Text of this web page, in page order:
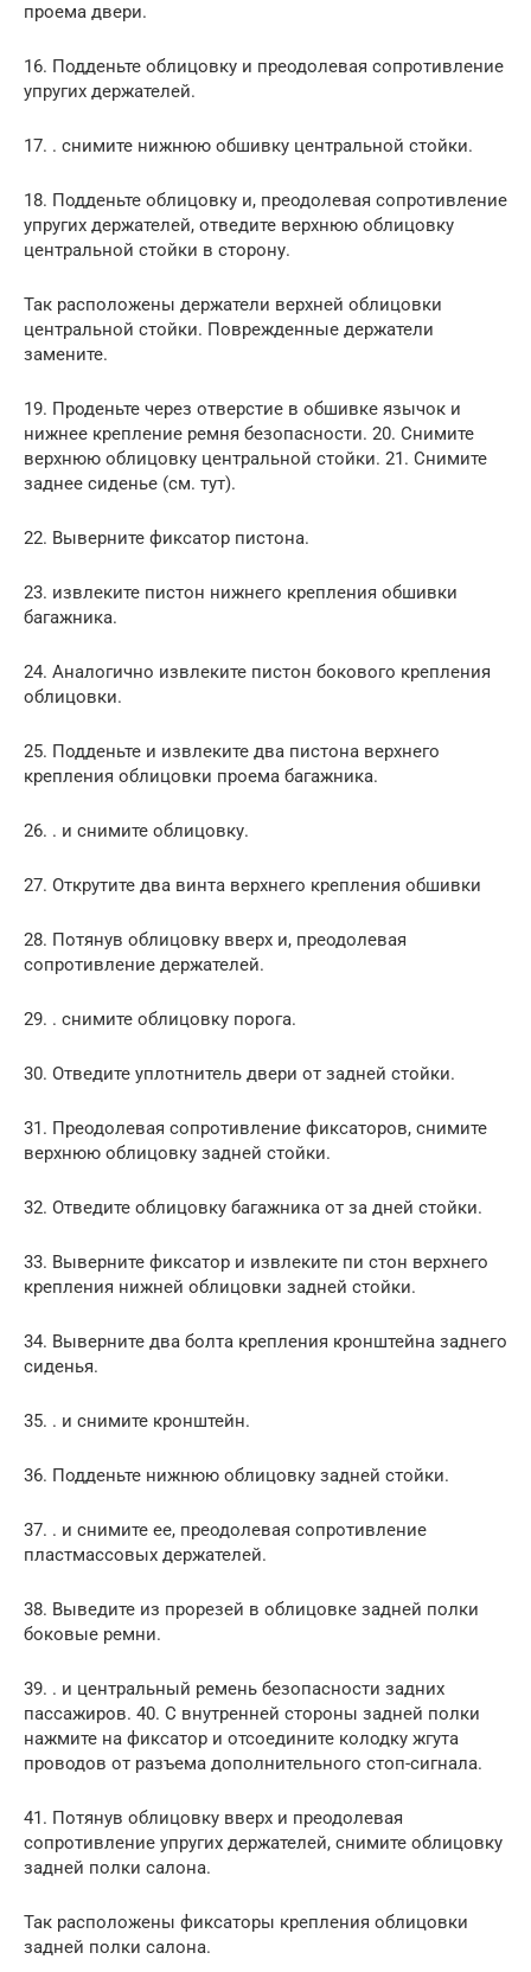
проема двери.
16. Подденьте облицовку и преодолевая сопротивление
упругих держателей.
17. . снимите нижнюю обшивку центральной стойки.
18. Подденьте облицовку и, преодолевая сопротивление
упругих держателей, отведите верхнюю облицовку
центральной стойки в сторону.
Так расположены держатели верхней облицовки
центральной стойки. Поврежденные держатели
замените.
19. Проденьте через отверстие в обшивке язычок и
нижнее крепление ремня безопасности. 20. Снимите
верхнюю облицовку центральной стойки. 21. Снимите
заднее сиденье (см. тут).
22. Выверните фиксатор пистона.
23. извлеките пистон нижнего крепления обшивки
багажника.
24. Аналогично извлеките пистон бокового крепления
облицовки.
25. Подденьте и извлеките два пистона верхнего
крепления облицовки проема багажника.
26. . и снимите облицовку.
27. Открутите два винта верхнего крепления обшивки
28. Потянув облицовку вверх и, преодолевая
сопротивление держателей.
29. . снимите облицовку порога.
30. Отведите уплотнитель двери от задней стойки.
31. Преодолевая сопротивление фиксаторов, снимите
верхнюю облицовку задней стойки.
32. Отведите облицовку багажника от за дней стойки.
33. Выверните фиксатор и извлеките пи стон верхнего
крепления нижней облицовки задней стойки.
34. Выверните два болта крепления кронштейна заднего
сиденья.
35. . и снимите кронштейн.
36. Подденьте нижнюю облицовку задней стойки.
37. . и снимите ее, преодолевая сопротивление
пластмассовых держателей.
38. Выведите из прорезей в облицовке задней полки
боковые ремни.
39. . и центральный ремень безопасности задних
пассажиров. 40. С внутренней стороны задней полки
нажмите на фиксатор и отсоедините колодку жгута
проводов от разъема дополнительного стоп-сигнала.
41. Потянув облицовку вверх и преодолевая
сопротивление упругих держателей, снимите облицовку
задней полки салона.
Так расположены фиксаторы крепления облицовки
задней полки салона.